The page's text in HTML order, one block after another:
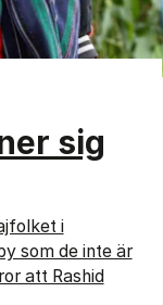
sig
i
som de inte är
att Rashid